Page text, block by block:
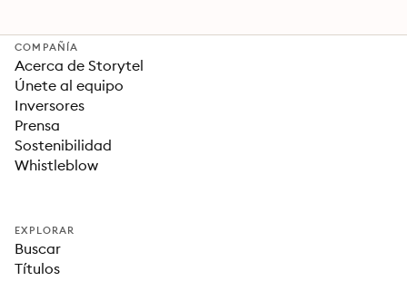
COMPAÑÍA
Acerca de Storytel
Únete al equipo
Inversores
Prensa
Sostenibilidad
Whistleblow
EXPLORAR
Buscar
Títulos